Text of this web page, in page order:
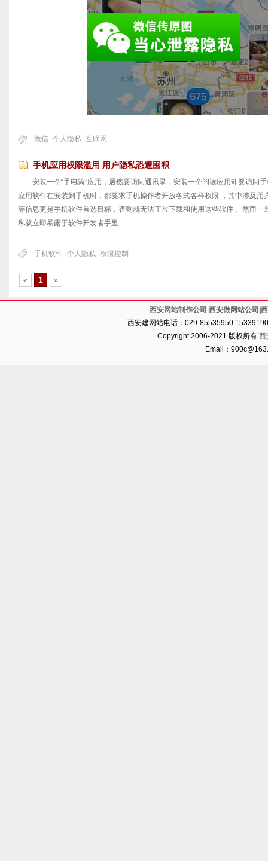
...
微信 个人隐私 互联网
手机应用权限滥用 用户隐私恐遭囤积
安装一个“手电筒”应用，居然要访问通讯录，安装一个阅读应用却要访问
应用软件在安装到手机时，都要求手机操作者开放各式各样权限 ，其中涉及
等信息更是手机软件首选目标，否则就无法正常下载和使用这些软件 。然而
私就立即暴露于软件开发者手里
……
手机软件 个人隐私 权限控制
« 1 »
西安网站制作公司 西安做网站公司
西安建网站电话：029-85535950
Copyright 2006-2021 版权所有 西
Email：